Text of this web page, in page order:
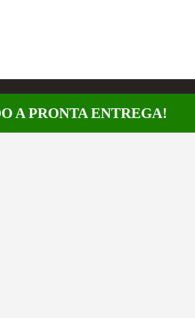
A PRONTA ENTREGA!